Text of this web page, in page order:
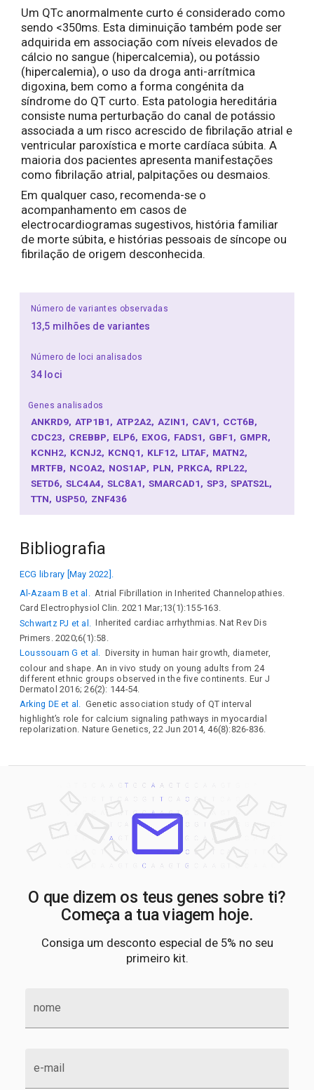
Um QTc anormalmente curto é considerado como
sendo <350ms. Esta diminuição também pode ser
adquirida em associação com níveis elevados de
cálcio no sangue (hipercalcemia), ou potássio
(hipercalemia), o uso da droga anti-arrítmica
digoxina, bem como a forma congénita da
síndrome do QT curto. Esta patologia hereditária
consiste numa perturbação do canal de potássio
associada a um risco acrescido de fibrilação atrial e
ventricular paroxística e morte cardíaca súbita. A
maioria dos pacientes apresenta manifestações
como fibrilação atrial, palpitações ou desmaios.
Em qualquer caso, recomenda-se o
acompanhamento em casos de
electrocardiogramas sugestivos, história familiar
de morte súbita, e histórias pessoais de síncope ou
fibrilação de origem desconhecida.
Número de variantes observadas
13,5 milhões de variantes
Número de loci analisados
34 loci
Genes analisados
ANKRD9 ATP1B1 ATP2A2 AZIN1 CAV1 CCT6B
CDC23 CREBBP ELP6 EXOG FADS1 GBF1 GMPR
KCNH2 KCNJ2 KCNQ1 KLF12 LITAF MATN2
MRTFB NCOA2 NOS1AP PLN PRKCA RPL22
SETD6 SLC4A4 SLC8A1 SMARCAD1 SP3 SPATS2L
TTN USP50 ZNF436
Bibliografia
ECG library [May 2022].
Al-Azaam B et al. Atrial Fibrillation in Inherited Channelopathies.
Card Electrophysiol Clin. 2021 Mar;13(1):155-163.
Schwartz PJ et al.
Inherited cardiac arrhythmias. Nat Rev Dis
Primers. 2020;6(1):58.
Loussouarn G et al. Diversity in human hair growth, diameter,
colour and shape. An in vivo study on young adults from 24
different ethnic groups observed in the five continents. Eur J
Dermatol 2016; 26(2): 144-54.
Arking DE et al.
Genetic association study of QT interval
highlight’s role for calcium signaling pathways in myocardial
repolarization. Nature Genetics, 22 Jun 2014, 46(8):826-836.
O que dizem os teus genes sobre ti?
Começa a tua viagem hoje.
Consiga um desconto especial de 5% no seu
primeiro kit.
nome
e-mail